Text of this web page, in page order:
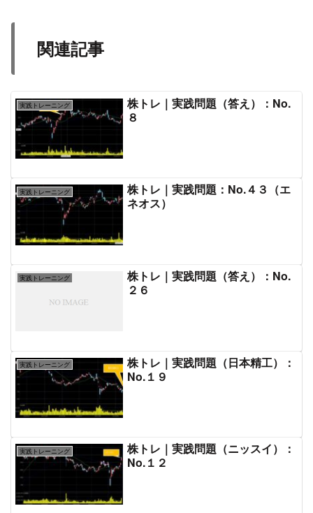
関連記事
実践トレーニング
株トレ｜実践問題（答え）：No.
８
実践トレーニング
株トレ｜実践問題：No.４３（エ
ネオス）
実践トレーニング
株トレ｜実践問題（答え）：No.
２６
実践トレーニング
株トレ｜実践問題（日本精工）：
No.１９
実践トレーニング
株トレ｜実践問題（ニッスイ）：
No.１２